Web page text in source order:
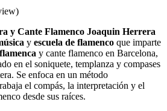
y Cante Flamenco Joaquin Herrera
y escuela de flamenco que imparte
y cante flamenco en Barcelona,
en el soniquete, templanza y compases
Se enfoca en un método
el compás, la interpretación y el
desde sus raíces.